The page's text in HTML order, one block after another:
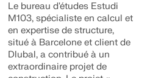
Le bureau d'études Estudi
M103, spécialiste en calcul et
en expertise de structure,
situé à Barcelone et client de
Dlubal, a contribué à un
extraordinaire projet de